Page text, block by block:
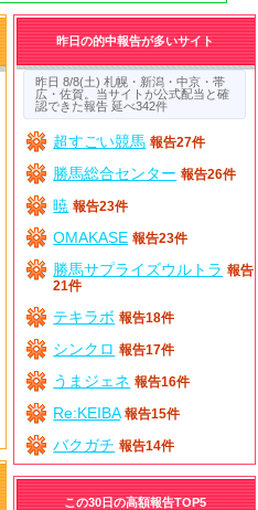
昨日の的中報告が多いサイト
昨日 8/8(土) 札幌・新潟・中京・帯
広・佐賀。当サイトが公式配当と確
認できた報告 延べ342件
超すごい競馬 報告27件
勝馬総合センター 報告26件
暁 報告23件
OMAKASE 報告23件
勝馬サプライズウルトラ 報告
21件
テキラボ 報告18件
シンクロ 報告17件
うまジェネ 報告16件
Re:KEIBA 報告15件
バクガチ 報告14件
この30日の高額報告TOP5